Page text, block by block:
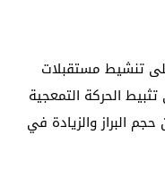
تنشيط مستقبلات
الحركة التمعجية
البراز والزيادة في